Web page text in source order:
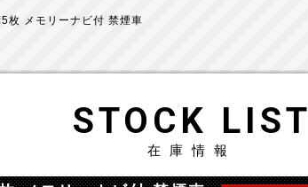
枚 メモリーナビ付 禁煙車
STOCK LIST
在庫情報